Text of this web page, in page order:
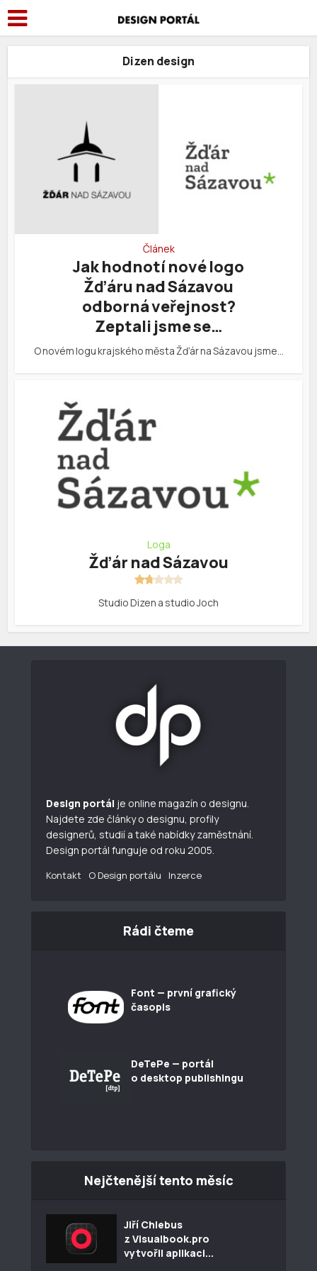
Dizen design
Článek
Jak hodnotí nové logo
Žďáru nad Sázavou
odborná veřejnost?
Zeptali jsme se…
O novém logu krajského města Žďár na Sázavou jsme…
Loga
Žďár nad Sázavou
Studio Dizen a studio Joch
Design portál je online magazín o designu.
Najdete zde články o designu, profily
designerů, studií a také nabídky zaměstnání.
Design portál funguje od roku 2005.
Kontakt O Design portálu Inzerce
Rádi čteme
Font — první grafický
časopis
DeTePe — portál
o desktop publishingu
Nejčtenější tento měsíc
Jiří Chlebus
z Visualbook.pro
vytvořil aplikaci...